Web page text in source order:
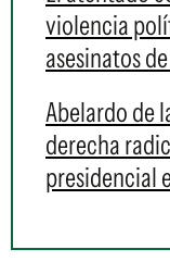
violencia
asesinatos
Abelardo de
derecha
presidencial